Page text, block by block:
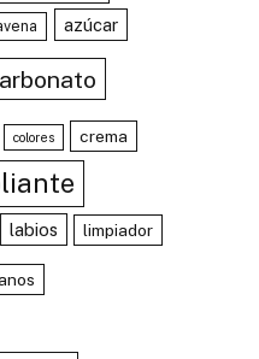
azúcar
colores crema
labios limpiador